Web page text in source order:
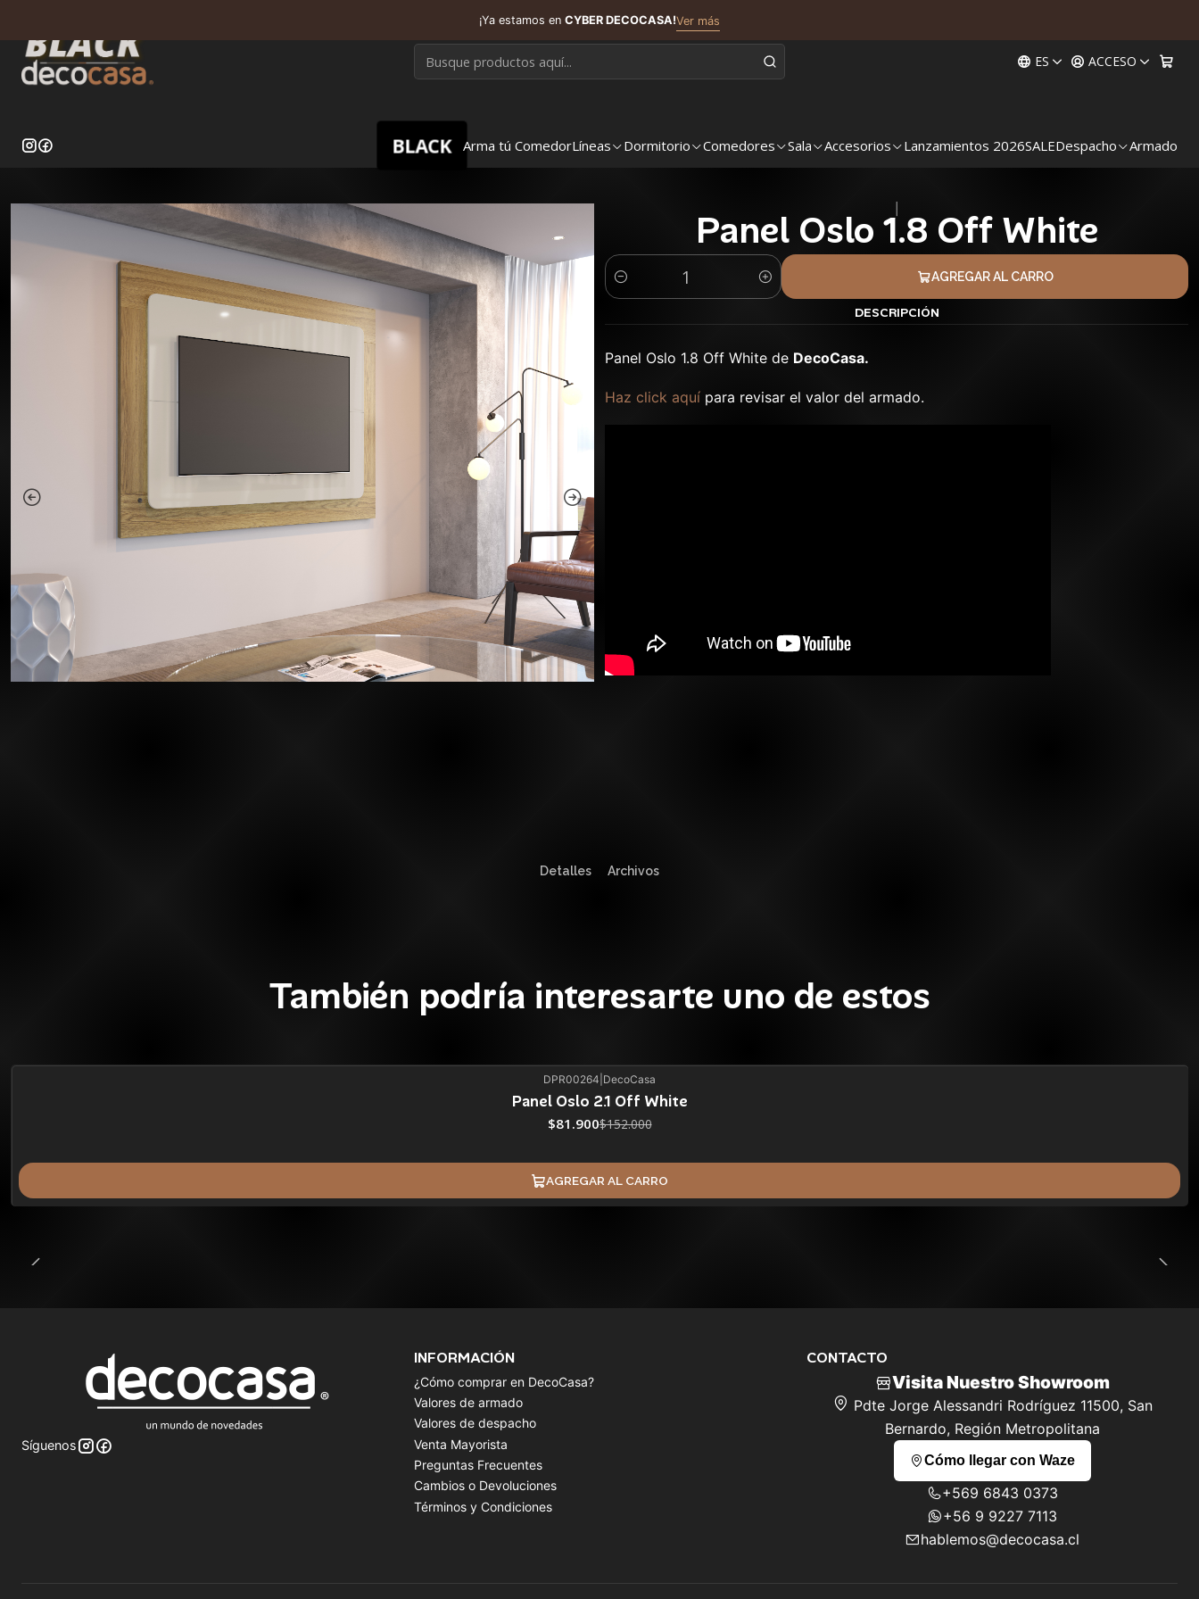
ES ACCESO
BLACK Arma tú ComedorLíneas Dormitorio Comedores Sala Accesorios Lanzamientos 2026SALEDespacho Armado
¡Ya estamos en CYBER DECOCASA!Ver más
Panel Oslo 1.8 Off White
Cantidad
AGREGAR AL CARRO
DESCRIPCIÓN
Panel Oslo 1.8 Off White de DecoCasa.
Haz click aquí para revisar el valor del armado.
Detalles Archivos
También podría interesarte uno de estos
DPR00264 DecoCasa
Panel Oslo 2.1 Off White
$81.900$152.000
AGREGAR AL CARRO
Síguenos
INFORMACIÓN
¿Cómo comprar en DecoCasa?
Valores de armado
Valores de despacho
Venta Mayorista
Preguntas Frecuentes
Cambios o Devoluciones
Términos y Condiciones
CONTACTO
Visita Nuestro Showroom
Pdte Jorge Alessandri Rodríguez 11500, San
Bernardo, Región Metropolitana
Cómo llegar con Waze
+569 6843 0373
+56 9 9227 7113
hablemos@decocasa.cl